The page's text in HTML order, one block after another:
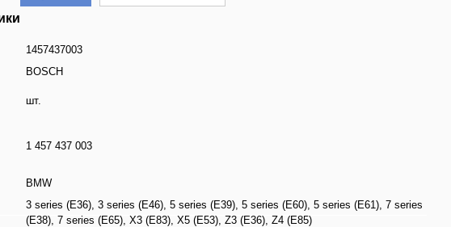
1457437003
BOSCH
шт.
1 457 437 003
BMW
3 series (E36), 3 series (E46), 5 series (E39), 5 series (E60), 5 series (E61), 7 series
(E38), 7 series (E65), X3 (E83), X5 (E53), Z3 (E36), Z4 (E85)